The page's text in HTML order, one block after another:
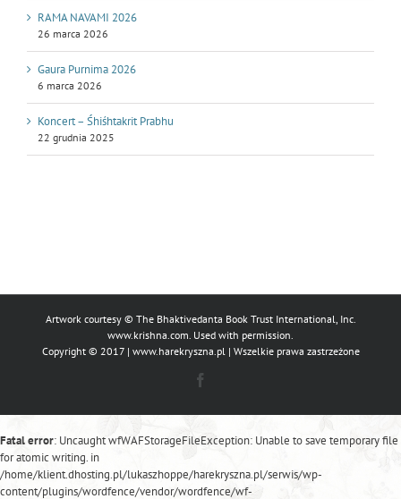
RAMA NAVAMI 2026
26 marca 2026
Gaura Purnima 2026
6 marca 2026
Koncert – Śhiśhtakrit Prabhu
22 grudnia 2025
Artwork courtesy © The Bhaktivedanta Book Trust International, Inc.
www.krishna.com . Used with permission.
Copyright © 2017 | www.harekryszna.pl | Wszelkie prawa zastrzeżone
Fatal error: Uncaught wfWAFStorageFileException: Unable to save temporary file
for atomic writing. in
/home/klient.dhosting.pl/lukaszhoppe/harekryszna.pl/serwis/wp-
content/plugins/wordfence/vendor/wordfence/wf-